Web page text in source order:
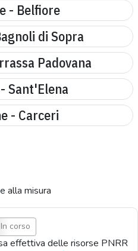
- Belfiore
di Sopra
Padovana
Sant'Elena
- Carceri
alla misura
In corso
effettiva delle risorse PNRR